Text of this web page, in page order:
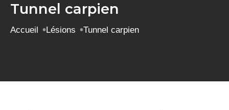
Tunnel carpien
Accueil Lésions Tunnel carpien